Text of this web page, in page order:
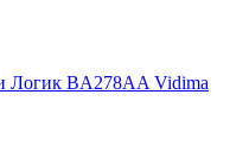
Логик BA278AA Vidima